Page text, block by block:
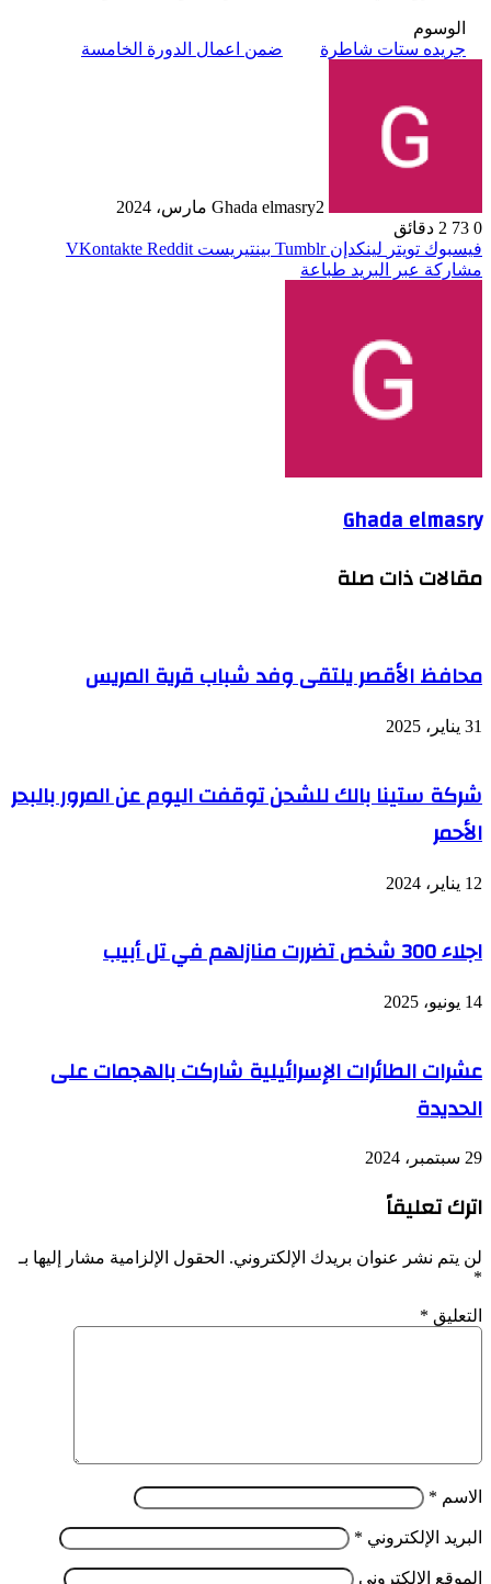
الوسوم
جريده ستات شاطرة
ضمن اعمال الدورة الخامسة
Ghada elmasry2 مارس، 2024
0
2 دقائق
فيسبوك تويتر لينكدإن بينتيريست
مشاركة عبر البريد طباعة
Ghada elmasry
مقالات ذات صلة
محافظ الأقصر يلتقى وفد شباب قرية المريس
31 يناير، 2025
شركة ستينا بالك للشحن توقفت اليوم عن المرور بالبحر
الأحمر
12 يناير، 2024
اجلاء 300 شخص تضررت منازلهم في تل أبيب
14 يونيو، 2025
عشرات الطائرات الإسرائيلية شاركت بالهجمات على
الحديدة
29 سبتمبر، 2024
اترك تعليقاً
لن يتم نشر عنوان بريدك الإلكتروني. الحقول الإلزامية مشار إليها بـ
*
التعليق *
الاسم *
البريد الإلكتروني *
الموقع الإلكتروني